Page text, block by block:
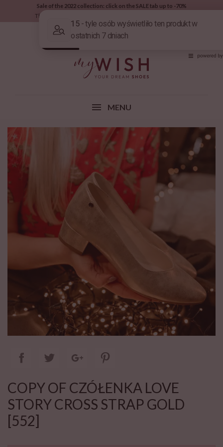
Sale of the 2022 collection: click on the SALE tab up to -70%
The fastest contact with us: phone or Whatsapp: 669 991 777
(0)
MENU
COPY OF CZÓŁENKA LOVE
STORY CROSS STRAP GOLD
[552]